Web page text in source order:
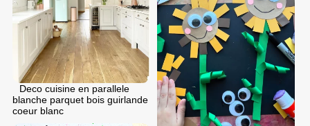
Deco cuisine en parallele
blanche parquet bois guirlande
coeur blanc